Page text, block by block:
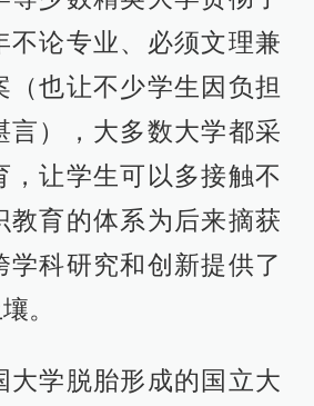
不论专业、必须文理兼
（也让不少学生因负担
言），大多数大学都采
，让学生可以多接触不
教育的体系为后来摘获
学科研究和创新提供了
。
大学脱胎形成的国立大